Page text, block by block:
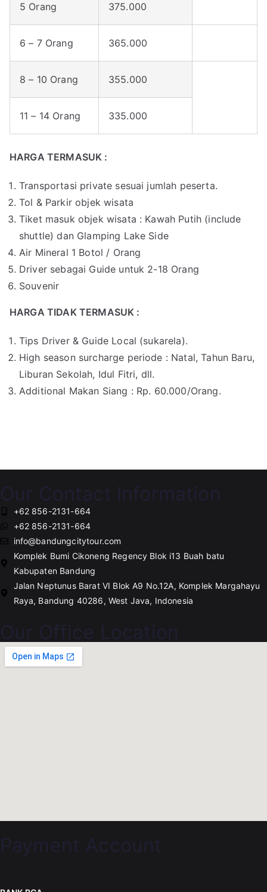
5 Orang 375.000
6 – 7 Orang 365.000
8 – 10 Orang 355.000
11 – 14 Orang 335.000
HARGA TERMASUK :
Transportasi private sesuai jumlah peserta.
Tol & Parkir objek wisata
Tiket masuk objek wisata : Kawah Putih (include
shuttle) dan Glamping Lake Side
Air Mineral 1 Botol / Orang
Driver sebagai Guide untuk 2-18 Orang
Souvenir
HARGA TIDAK TERMASUK :
Tips Driver & Guide Local (sukarela).
High season surcharge periode : Natal, Tahun Baru,
Liburan Sekolah, Idul Fitri, dll.
Additional Makan Siang : Rp. 60.000/Orang.
Our Contact Information
+62 856-2131-664
+62 856-2131-664
info@bandungcitytour.com
Komplek Bumi Cikoneng Regency Blok i13 Buah batu
Kabupaten Bandung
Jalan Neptunus Barat VI Blok A9 No.12A, Komplek Margahayu
Raya, Bandung 40286, West Java, Indonesia
Our Office Location
Payment Account